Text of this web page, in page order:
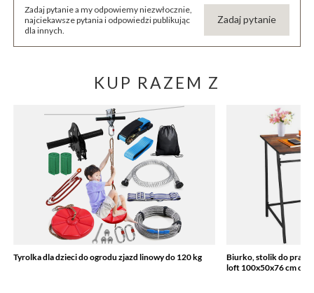
Zadaj pytanie a my odpowiemy niezwłocznie,
najciekawsze pytania i odpowiedzi publikując
dla innych.
Zadaj pytanie
KUP RAZEM Z
Tyrolka dla dzieci do ogrodu zjazd linowy do 120 kg
Biurko, stolik do pracy
loft 100x50x76 cm